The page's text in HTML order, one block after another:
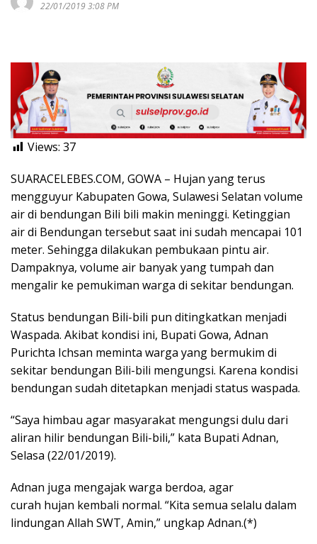
22/01/2019 3:08 PM
Views: 37
SUARACELEBES.COM, GOWA – Hujan yang terus
mengguyur Kabupaten Gowa, Sulawesi Selatan volume
air di bendungan Bili bili makin meninggi. Ketinggian
air di Bendungan tersebut saat ini sudah mencapai 101
meter. Sehingga dilakukan pembukaan pintu air.
Dampaknya, volume air banyak yang tumpah dan
mengalir ke pemukiman warga di sekitar bendungan.
Status bendungan Bili-bili pun ditingkatkan menjadi
Waspada. Akibat kondisi ini, Bupati Gowa, Adnan
Purichta Ichsan meminta warga yang bermukim di
sekitar bendungan Bili-bili mengungsi. Karena kondisi
bendungan sudah ditetapkan menjadi status waspada.
“Saya himbau agar masyarakat mengungsi dulu dari
aliran hilir bendungan Bili-bili,” kata Bupati Adnan,
Selasa (22/01/2019).
Adnan juga mengajak warga berdoa, agar
curah hujan kembali normal. “Kita semua selalu dalam
lindungan Allah SWT, Amin,” ungkap Adnan.(*)